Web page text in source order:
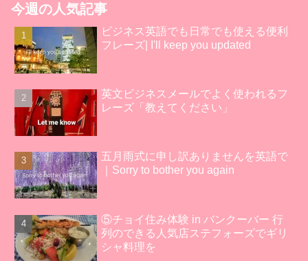
今週の人気記事
ビジネス英語でも日常でも使える便利
フレーズ| I'll keep you updated
英文ビジネスメールでよく使われるフ
レーズ「教えてください」
五月雨式に申し訳ありませんを英語で
｜Sorry to bother you again
⑤チョイ住み体験 in バンクーバー 行
列のできる人気店ステフォーズでギリ
シャ料理を